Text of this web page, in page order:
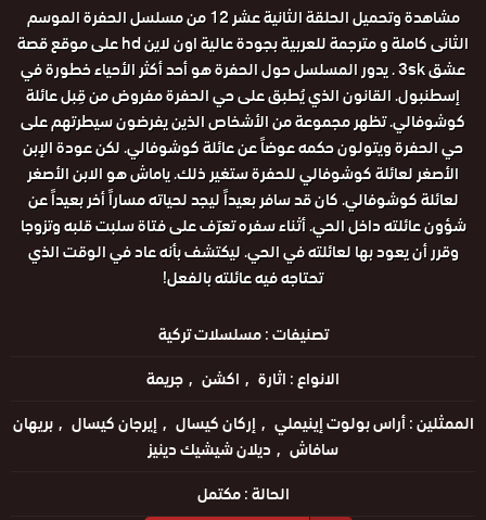
مشاهدة وتحميل الحلقة الثانية عشر 12 من مسلسل الحفرة الموسم
الثانى كاملة و مترجمة للعربية بجودة عالية اون لاين hd على موقع قصة
عشق 3sk . يدور المسلسل حول الحفرة هو أحد أكثر الأحياء خطورة في
إسطنبول. القانون الذي يُطبق على حي الحفرة مفروض من قِبل عائلة
كوشوفالي. تظهر مجموعة من الأشخاص الذين يفرضون سيطرتهم على
حي الحفرة ويتولون حكمه عوضاً عن عائلة كوشوفالي. لكن عودة الإبن
الأصغر لعائلة كوشوفالي للحفرة ستغير ذلك. ياماش هو الابن الأصغر
لعائلة كوشوفالي. كان قد سافر بعيداً ليجد لحياته مساراً أخر بعيداً عن
شؤون عائلته داخل الحي. أثناء سفره تعرّف على فتاة سلبت قلبه وتزوجا
وقرر أن يعود بها لعائلته في الحي. ليكتشف بأنه عاد في الوقت الذي
تحتاجه فيه عائلته بالفعل!
تصنيفات :مسلسلات تركية
الانواع :اثارة اكشن
جريمة
الممثلين :أراس بولوت إينيملي إركان كيسال إيرجان كيسال
بريهان
سافاش
ديلان شيشيك دينيز
الحالة :مكتمل